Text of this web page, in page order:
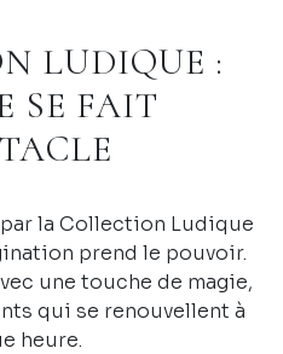
LUDIQUE :
SE FAIT
la Collection Ludique
prend le pouvoir.
une touche de magie,
qui se renouvellent à
heure.